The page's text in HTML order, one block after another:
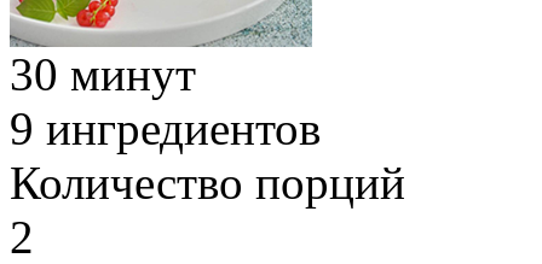
30 минут
9 ингредиентов
Количество порций
2